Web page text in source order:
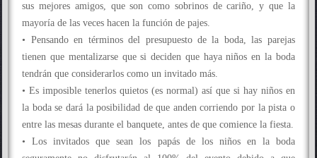
sus mejores amigos, que son como sobrinos de cariño, y que la
mayoría de las veces hacen la función de pajes.
• Pensando en términos del presupuesto de la boda, las parejas
tienen que mentalizarse que si deciden que haya niños en la boda
tendrán que considerarlos como un invitado más.
• Es imposible tenerlos quietos (es normal) así que si hay niños en
la boda se dará la posibilidad de que anden corriendo por la pista o
entre las mesas durante el banquete, antes de que comience la fiesta.
• Los invitados que sean los papás de los niños en la boda